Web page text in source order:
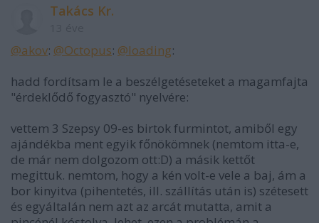
Takács Kr.
@akov: @Octopus: @loading:
hadd fordítsam le a beszélgetéseteket a magamfajta
"érdeklődő fogyasztó" nyelvére:
vettem 3 Szepsy 09-es birtok furmintot, amiből egy
ajándékba ment egyik főnökömnek (nemtom itta-e,
de már nem dolgozom ott:D) a másik kettőt
megittuk. nemtom, hogy a kén volt-e vele a baj, ám a
bor kinyitva (pihentetés, ill. szállítás után is) szétesett
és egyáltalán nem azt az arcát mutatta, amit a